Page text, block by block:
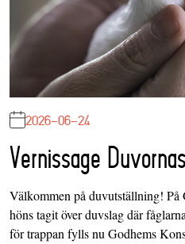
2026-06-24
Vernissage
Välkommen på duvutställning! På
höns tagit över duvslag där
för trappan fylls nu Godhems